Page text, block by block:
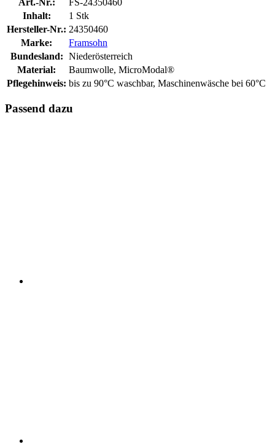
Inhalt:
1 Stk
Hersteller-Nr.: 24350460
Marke:
Framsohn
Bundesland: Niederösterreich
Material:
Baumwolle, MicroModal®
Pflegehinweis: bis zu 90°C waschbar, Maschinenwäsche bei 60°C
Passend dazu